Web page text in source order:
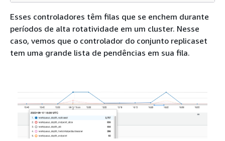
Esses controladores têm filas que se enchem durante
períodos de alta rotatividade em um cluster. Nesse
caso, vemos que o controlador do conjunto replicaset
tem uma grande lista de pendências em sua fila.